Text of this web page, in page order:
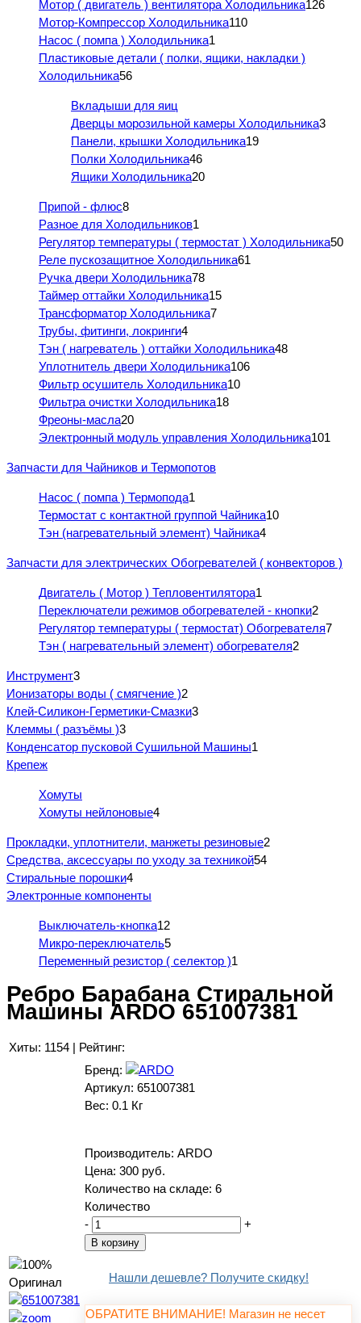
Мотор ( двигатель ) вентилятора Холодильника126
Мотор-Компрессор Холодильника110
Насос ( помпа ) Холодильника1
Пластиковые детали ( полки, ящики, накладки )
Холодильника56
Вкладыши для яиц
Дверцы морозильной камеры Холодильника3
Панели, крышки Холодильника19
Полки Холодильника46
Ящики Холодильника20
Припой - флюс8
Разное для Холодильников1
Регулятор температуры ( термостат ) Холодильника50
Реле пускозащитное Холодильника61
Ручка двери Холодильника78
Таймер оттайки Холодильника15
Трансформатор Холодильника7
Трубы, фитинги, локринги4
Тэн ( нагреватель ) оттайки Холодильника48
Уплотнитель двери Холодильника106
Фильтр осушитель Холодильника10
Фильтра очистки Холодильника18
Фреоны-масла20
Электронный модуль управления Холодильника101
Запчасти для Чайников и Термопотов
Насос ( помпа ) Термопода1
Термостат с контактной группой Чайника10
Тэн (нагревательный элемент) Чайника4
Запчасти для электрических Обогревателей ( конвекторов )
Двигатель ( Мотор ) Тепловентилятора1
Переключатели режимов обогревателей - кнопки2
Регулятор температуры ( термостат) Обогревателя7
Тэн ( нагревательный элемент) обогревателя2
Инструмент3
Ионизаторы воды ( смягчение )2
Клей-Силикон-Герметики-Смазки3
Клеммы ( разъёмы )3
Конденсатор пусковой Сушильной Машины1
Крепеж
Хомуты
Хомуты нейлоновые4
Прокладки, уплотнители, манжеты резиновые2
Средства, аксессуары по уходу за техникой54
Стиральные порошки4
Электронные компоненты
Выключатель-кнопка12
Микро-переключатель5
Переменный резистор ( селектор )1
Ребро Барабана Стиральной
Машины ARDO 651007381
Хиты: 1154 | Рейтинг:
Бренд:
Артикул: 651007381
Вес: 0.1 Кг
Производитель: ARDO
Цена: 300 руб.
Количество на складе: 6
Количество
-
+
Нашли дешевле? Получите скидку!
ОБРАТИТЕ ВНИМАНИЕ! Магазин не несет